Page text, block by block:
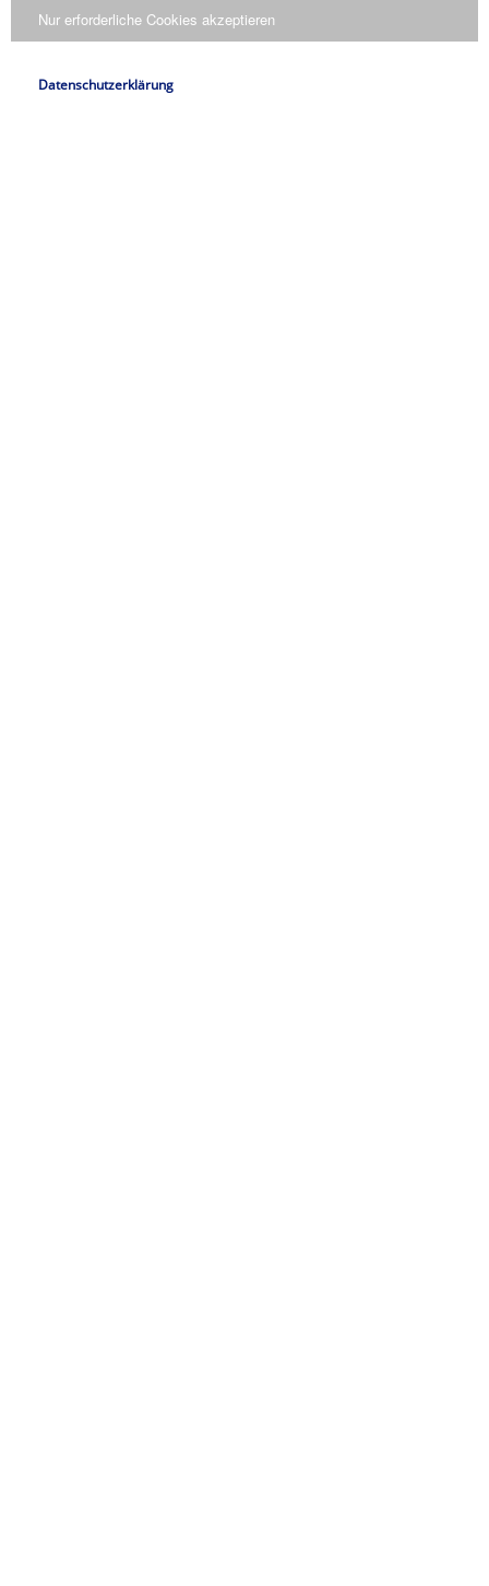
Datenschutzerklärung
Nur erforderliche Cookies akzeptieren
Datenschutzerklärung